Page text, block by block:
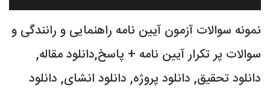
نمونه سوالات آزمون آیین نامه راهنمایی و رانندگی و
سوالات پر تکرار آیین نامه + پاسخ,دانلود مقاله,
دانلود تحقیق, دانلود پروژه, دانلود انشای, دانلود